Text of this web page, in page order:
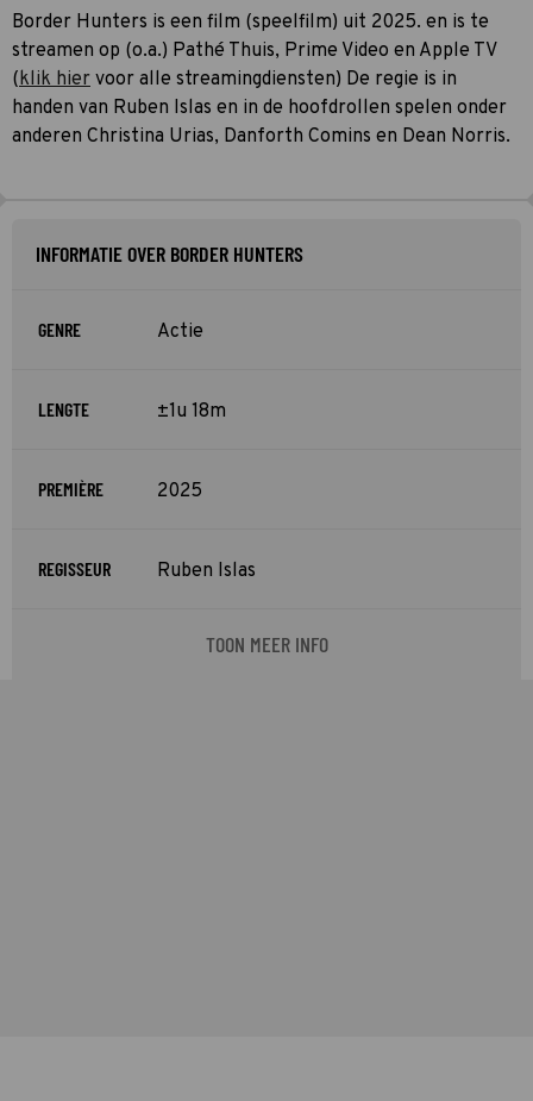
Border Hunters is een film (speelfilm) uit 2025. en is te
streamen op (o.a.) Pathé Thuis, Prime Video en Apple TV
(klik hier voor alle streamingdiensten) De regie is in
handen van Ruben Islas en in de hoofdrollen spelen onder
anderen Christina Urias, Danforth Comins en Dean Norris.
INFORMATIE OVER BORDER HUNTERS
GENRE Actie
LENGTE ±1u 18m
PREMIÈRE 2025
REGISSEUR Ruben Islas
TOON MEER INFO